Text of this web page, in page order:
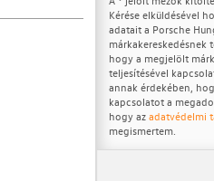
Kérése elküldésével
adatait a Porsche
márkakereskedésnek
hogy a megjelölt
teljesítésével
annak érdekében,
kapcsolatot a
hogy azadatvédelmi
megismertem.